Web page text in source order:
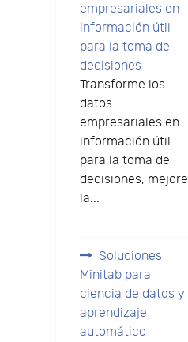
empresariales en
información útil
para la toma de
decisiones
Transforme los
datos
empresariales en
información útil
para la toma de
decisiones, mejore
la...
Soluciones
Minitab para
ciencia de datos y
aprendizaje
automático